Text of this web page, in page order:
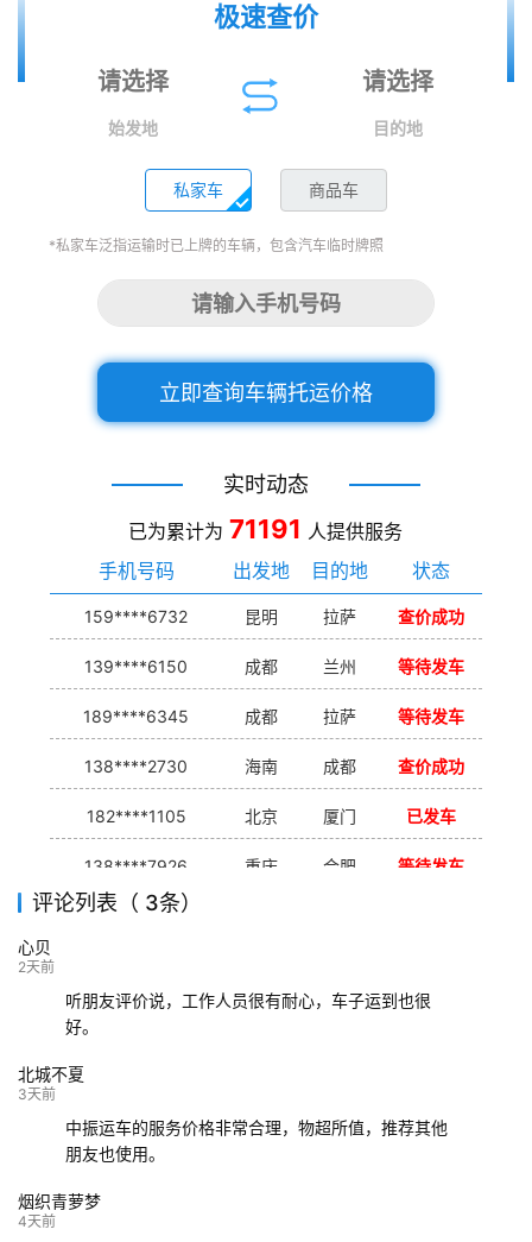
极速查价
始发地 目的地
私家车 商品车
*私家车泛指运输时已上牌的车辆，包含汽车临时牌照
立即查询车辆托运价格
实时动态
已为累计为 71191 人提供服务
手机号码
出发地 目的地 状态
159****6732 昆明 拉萨 查价成功
139****6150 成都 兰州 等待发车
189****6345 成都 拉萨 等待发车
138****2730 海南 成都 查价成功
182****1105 北京 厦门 已发车
138****7926 重庆 合肥 等待发车
139****9233
评论列表（ 3条）
心贝
2天前
听朋友评价说，工作人员很有耐心，车子运到也很
好。
北城不夏
3天前
中振运车的服务价格非常合理，物超所值，推荐其他
朋友也使用。
烟织青萝梦
4天前